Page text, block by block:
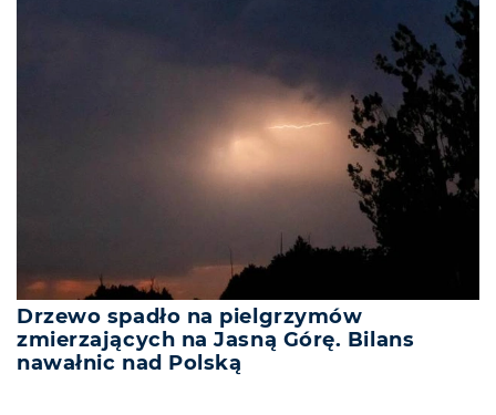
Drzewo spadło na pielgrzymów
zmierzających na Jasną Górę. Bilans
nawałnic nad Polską